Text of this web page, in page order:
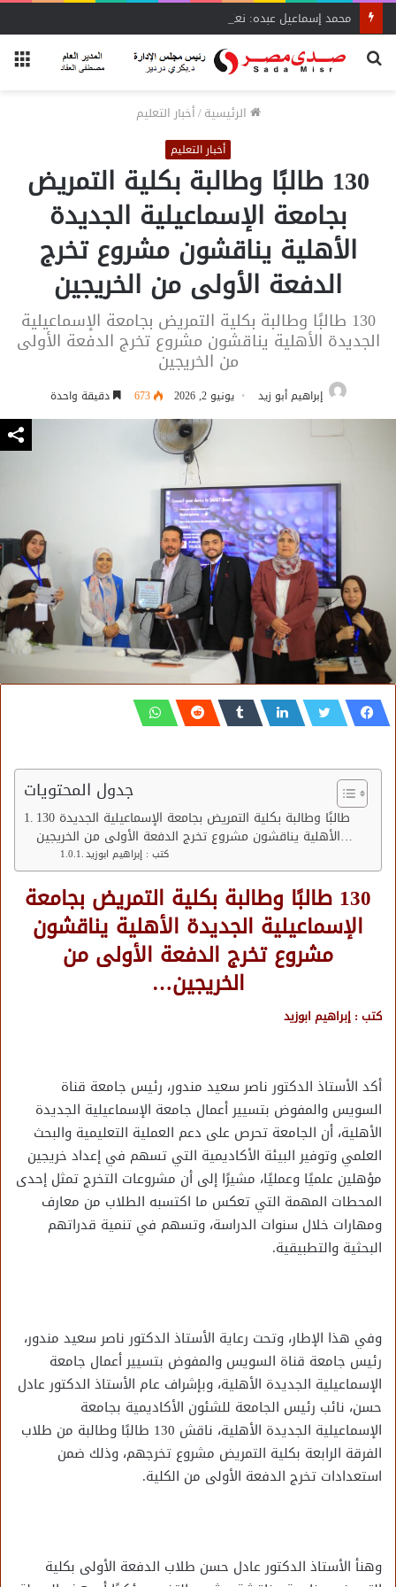
بحث
الرئيسية/أخبار التعليم
أخبار التعليم
130 طالبًا وطالبة بكلية التمريض
بجامعة الإسماعيلية الجديدة
الأهلية يناقشون مشروع تخرج
الدفعة الأولى من الخريجين
130 طالبًا وطالبة بكلية التمريض بجامعة الإسماعيلية
الجديدة الأهلية يناقشون مشروع تخرج الدفعة الأولى
من الخريجين
إبراهيم أبو زيد يونيو 2, 2026 673 دقيقة واحدة
جدول المحتويات
130 طالبًا وطالبة بكلية التمريض بجامعة الإسماعيلية الجديدة
الأهلية يناقشون مشروع تخرج الدفعة الأولى من الخريجين…
كتب : إبراهيم ابوزيد
130 طالبًا وطالبة بكلية التمريض بجامعة
الإسماعيلية الجديدة الأهلية يناقشون
مشروع تخرج الدفعة الأولى من
الخريجين…
كتب : إبراهيم ابوزيد
أكد الأستاذ الدكتور ناصر سعيد مندور، رئيس جامعة قناة
السويس والمفوض بتسيير أعمال جامعة الإسماعيلية الجديدة
الأهلية، أن الجامعة تحرص على دعم العملية التعليمية والبحث
العلمي وتوفير البيئة الأكاديمية التي تسهم في إعداد خريجين
مؤهلين علميًا وعمليًا، مشيرًا إلى أن مشروعات التخرج تمثل إحدى
المحطات المهمة التي تعكس ما اكتسبه الطلاب من معارف
ومهارات خلال سنوات الدراسة، وتسهم في تنمية قدراتهم
البحثية والتطبيقية.
وفي هذا الإطار، وتحت رعاية الأستاذ الدكتور ناصر سعيد مندور،
رئيس جامعة قناة السويس والمفوض بتسيير أعمال جامعة
الإسماعيلية الجديدة الأهلية، وبإشراف عام الأستاذ الدكتور عادل
حسن، نائب رئيس الجامعة للشئون الأكاديمية بجامعة
الإسماعيلية الجديدة الأهلية، ناقش 130 طالبًا وطالبة من طلاب
الفرقة الرابعة بكلية التمريض مشروع تخرجهم، وذلك ضمن
استعدادات تخرج الدفعة الأولى من الكلية.
وهنأ الأستاذ الدكتور عادل حسن طلاب الدفعة الأولى بكلية